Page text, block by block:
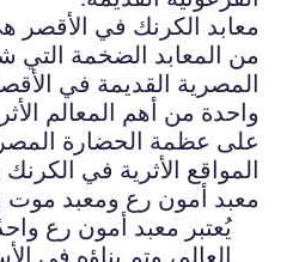
من المعابد الضخمة التي
المصرية القديمة في
واحدة من أهم المعالم
على عظمة الحضارة
المواقع الأثرية في
معبد أمون رع ومعبد
يُعتبر معبد أمون رع
العالم، وتم بناؤه في